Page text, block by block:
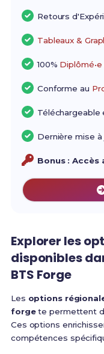
Retours
Tableaux &
100%
Conforme au
Téléchargeable
Dernière mise à
Bonus : Accès
Explorer les
disponibles
BTS Forge
Les options
forgete permettent
Ces options
compétences